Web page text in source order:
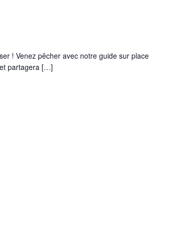
! Venez pêcher avec notre guide sur place
partagera […]